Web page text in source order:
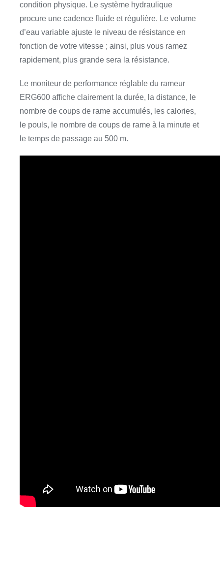
condition physique. Le système hydraulique
procure une cadence fluide et régulière. Le volume
d’eau variable ajuste le niveau de résistance en
fonction de votre vitesse ; ainsi, plus vous ramez
rapidement, plus grande sera la résistance.
Le moniteur de performance réglable du rameur
ERG600 affiche clairement la durée, la distance, le
nombre de coups de rame accumulés, les calories,
le pouls, le nombre de coups de rame à la minute et
le temps de passage au 500 m.